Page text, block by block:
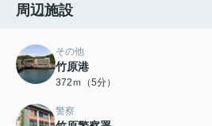
周辺施設
その他
竹原港
372ｍ（5分）
警察